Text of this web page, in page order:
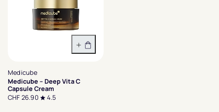
In den Warenkorb
Medicube
Medicube – Deep Vita C
Capsule Cream
CHF 26.90
4.5